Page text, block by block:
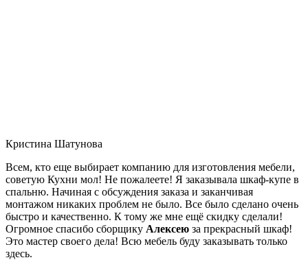
Кристина Шатунова
Всем, кто еще выбирает компанию для изготовления мебели,
советую Кухни мол! Не пожалеете! Я заказывала шкаф-купе в
спальню. Начиная с обсуждения заказа и заканчивая
монтажом никаких проблем не было. Все было сделано очень
быстро и качественно. К тому же мне ещё скидку сделали!
Огромное спасибо сборщику Алексею за прекрасный шкаф!
Это мастер своего дела! Всю мебель буду заказывать только
здесь.